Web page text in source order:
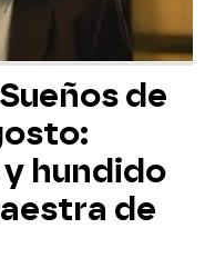
de
hundido
de